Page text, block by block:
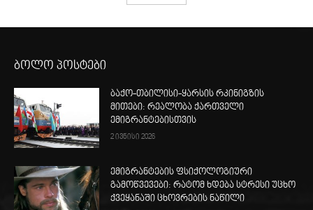
ბოლო პოსტები
ბაქო-თბილისი-ყარსის რკინიგზის
მითები: რეალობა ქართველი
ემიგრანტებისთვის
2 ივნისი 2026
ემიგრანტების ფსიქოლოგიური
გამოწვევები: რატომ ხდება სტრესი უცხო
ქვეყანაში ცხოვრების ნაწილი